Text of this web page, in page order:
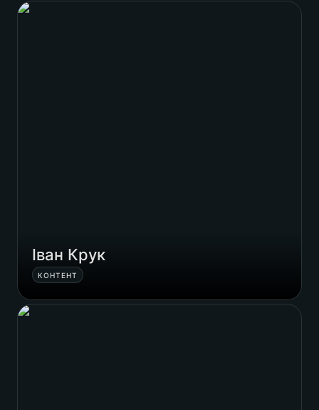
Іван Крук
Іван Крук
КОНТЕНТ
Євгеній Кутік